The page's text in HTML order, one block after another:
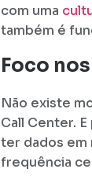
com uma
também é
Foco
Não existe
Call Center.
ter dados em
frequência